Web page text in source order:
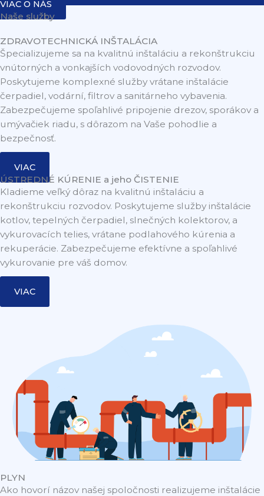
VIAC O NÁS
Naše služby
ZDRAVOTECHNICKÁ INŠTALÁCIA
Špecializujeme sa na kvalitnú inštaláciu a rekonštrukciu
vnútorných a vonkajších vodovodných rozvodov.
Poskytujeme komplexné služby vrátane inštalácie
čerpadiel, vodární, filtrov a sanitárneho vybavenia.
Zabezpečujeme spoľahlivé pripojenie drezov, sporákov a
umývačiek riadu, s dôrazom na Vaše pohodlie a
bezpečnosť.
VIAC
ÚSTREDNÉ KÚRENIE a jeho ČISTENIE
Kladieme veľký dôraz na kvalitnú inštaláciu a
rekonštrukciu rozvodov. Poskytujeme služby inštalácie
kotlov, tepelných čerpadiel, slnečných kolektorov, a
vykurovacích telies, vrátane podlahového kúrenia a
rekuperácie. Zabezpečujeme efektívne a spoľahlivé
vykurovanie pre váš domov.
VIAC
PLYN
Ako hovorí názov našej spoločnosti realizujeme inštalácie